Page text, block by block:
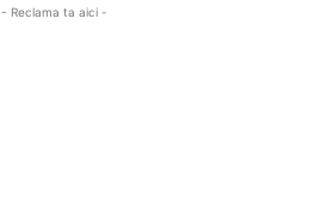
- Reclama ta aici -